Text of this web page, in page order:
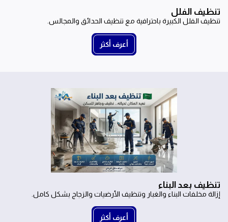
تنظيف الفلل
تنظيف الفلل الكبيرة باحترافية مع تنظيف الحدائق والمجالس.
أعرف أكثر
تنظيف بعد البناء
إزالة مخلفات البناء والغبار وتنظيف الأرضيات والزجاج بشكل كامل.
أعرف أكثر